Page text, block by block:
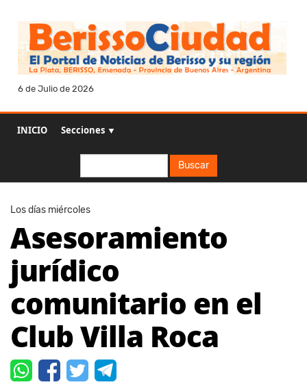
6 de Julio de 2026
INICIO Secciones ▼
Buscar
Los días miércoles
Asesoramiento
jurídico
comunitario en el
Club Villa Roca